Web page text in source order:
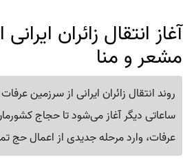
آغاز انتقال زائران
مشعر و منا
روند انتقال زائران ایرانی از سرزمین
ساعاتی دیگر آغاز می‌شود تا حجاج
عرفات، وارد مرحله جدیدی از اعمال حج